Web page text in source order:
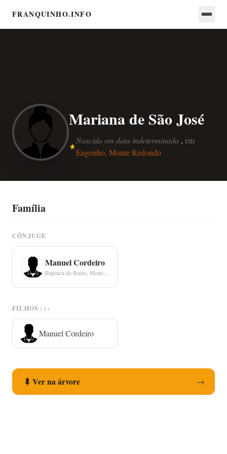
FRANQUINHO.INFO
Mariana de São José
Nascida em data indeterminada , em
Engenho, Monte Redondo
Família
CÔNJUGE
Manuel Cordeiro
FILHOS(1)
Manuel Cordeiro
Ver na árvore →